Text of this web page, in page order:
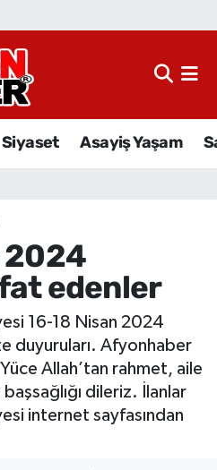
Siyaset Asayiş Yaşam
2024
edenler
16-18 Nisan 2024
duyuruları. Afyonhaber
Allah’tan rahmet, aile
dileriz. İlanlar
internet sayfasından